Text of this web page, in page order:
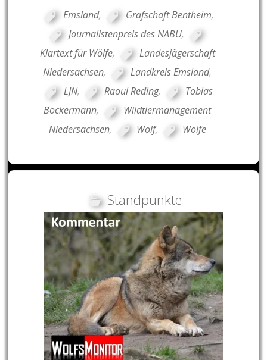
Emsland, Grafschaft Bentheim,
Journalistenpreis des NABU,
Klartext für Wölfe,
Landesjägerschaft
Niedersachsen, Landkreis Emsland,
LJN, Raoul Reding,
Tobias
Böckermann,
Wildtiermanagement
Niedersachsen, Wolf, Wölfe
Standpunkte